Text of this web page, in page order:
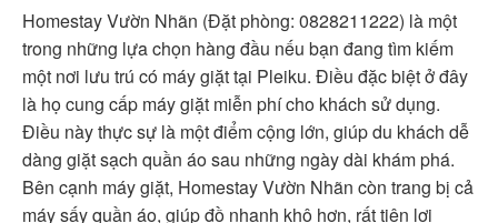
Homestay Vườn Nhãn (Đặt phòng: 0828211222) là một
trong những lựa chọn hàng đầu nếu bạn đang tìm kiếm
một nơi lưu trú có máy giặt tại Pleiku. Điều đặc biệt ở đây
là họ cung cấp máy giặt miễn phí cho khách sử dụng.
Điều này thực sự là một điểm cộng lớn, giúp du khách dễ
dàng giặt sạch quần áo sau những ngày dài khám phá.
Bên cạnh máy giặt, Homestay Vườn Nhãn còn trang bị cả
máy sấy quần áo, giúp đồ nhanh khô hơn, rất tiện lợi